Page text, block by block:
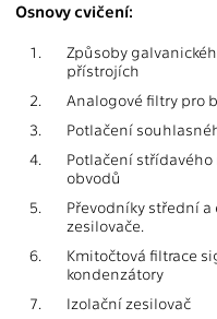
Osnovy cvičení:
1.
Způsoby
přístrojích
2.
Analogové filtry pro
3.
Potlačení
4.
Potlačení střídavého
obvodů
5.
Převodníky střední
zesilovače.
6.
Kmitočtová filtrace
kondenzátory
7.
Izolační zesilovač